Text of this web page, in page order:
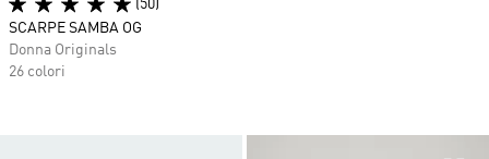
(50)
SCARPE SAMBA OG
Donna Originals
26 colori